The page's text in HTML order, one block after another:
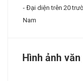
- Đại diện trên 20
Nam
Hình ảnh